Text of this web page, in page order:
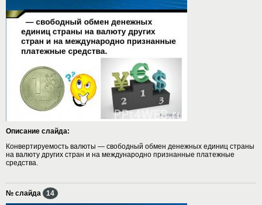
Описание слайда:
Конвертируемость валюты — свободный обмен денежных единиц страны
на валюту других стран и на международно признанные платежные
средства.
№ слайда 14